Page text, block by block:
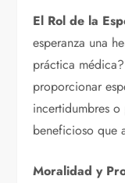
El Rol de la
esperanza una
práctica
proporcionar
incertidumbres
beneficioso que
Moralidad y